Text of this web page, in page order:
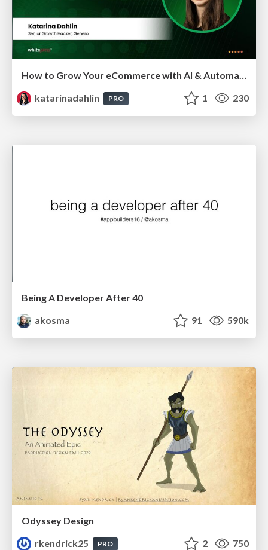
How to Grow Your eCommerce with AI & Automation
katarinadahlin
PRO 1 230
Being A Developer After 40
akosma
91 590k
Odyssey Design
rkendrick25
PRO 2 750